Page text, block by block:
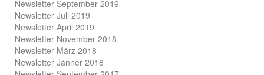
Newsletter September 2019
Newsletter Juli 2019
Newsletter April 2019
Newsletter November 2018
Newsletter März 2018
Newsletter Jänner 2018